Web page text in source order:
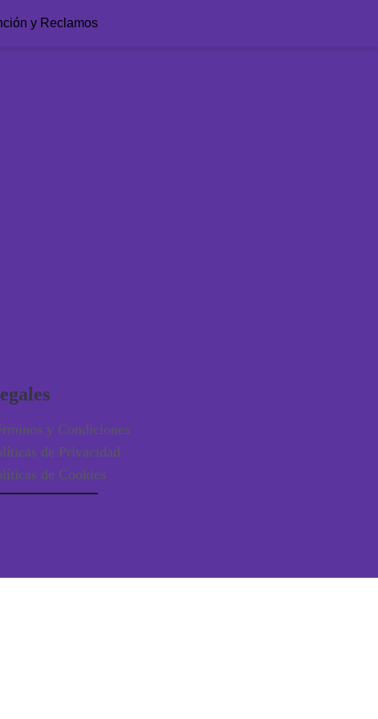
y Reclamos
y Condiciones
de Privacidad
de Cookies